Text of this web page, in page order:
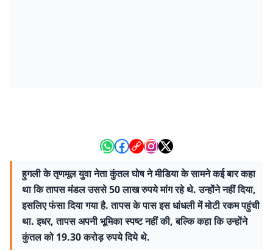
हुगली के तृणमूल युवा नेता कुंतल घोष ने मीडिया के सामने कई बार कहा
था कि तापस मंडल उससे 50 लाख रुपये मांग रहे थे. उन्होंने नहीं दिया,
इसलिए फंसा दिया गया है. तापस के पास इस धांधली में मोटी रकम पहुंची
था. इधर, तापस अपनी भूमिका स्पष्ट नहीं की, बल्कि कहा कि उन्होंने
कुंतल को 19.30 करोड़ रुपये दिये थे.